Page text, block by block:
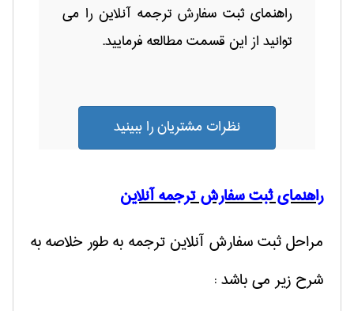
راهنماي ثبت سفارش ترجمه آنلاین را مي
توانيد از اين قسمت مطالعه فرماييد.
نظرات مشتریان را ببینید
راهنمای ثبت سفارش ترجمه آنلاین
مراحل ثبت سفارش آنلاین ترجمه به طور خلاصه به
شرح زیر می باشد :